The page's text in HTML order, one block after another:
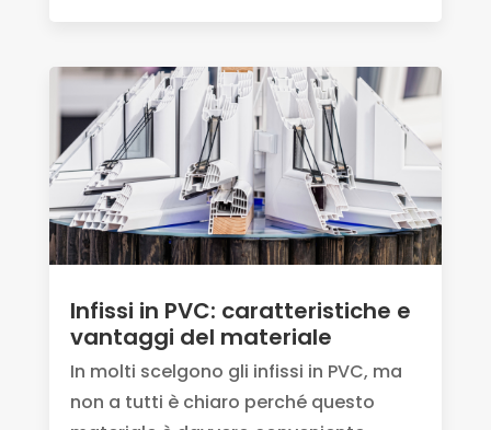
Infissi in PVC: caratteristiche e
vantaggi del materiale
In molti scelgono gli infissi in PVC, ma
non a tutti è chiaro perché questo